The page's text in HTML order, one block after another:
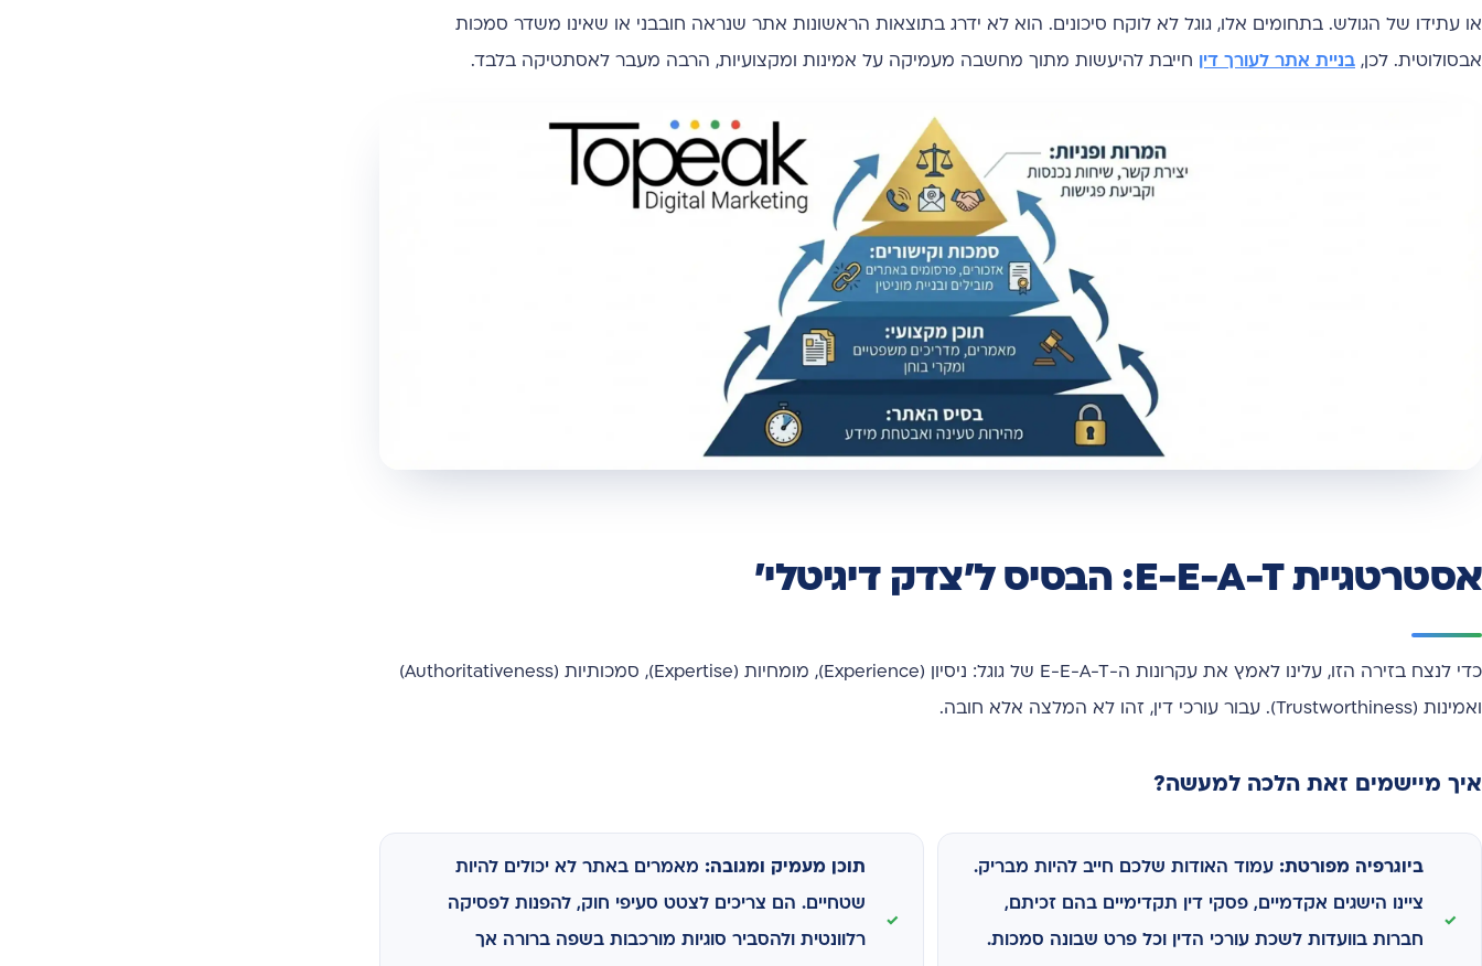
או עתידו של הגולש. בתחומים אלו, גוגל לא לוקח סיכונים. הוא לא ידרג בתוצאות הראשונות אתר שנראה חובבני או שאינו משדר סמכות
אבסולוטית. לכן, בניית אתר לעורך דין חייבת להיעשות מתוך מחשבה מעמיקה על אמינות ומקצועיות, הרבה מעבר לאסתטיקה בלבד.
אסטרטגיית E-E-A-T: הבסיס ל'צדק דיגיטלי'
כדי לנצח בזירה הזו, עלינו לאמץ את עקרונות ה-E-E-A-T של גוגל: ניסיון (Experience), מומחיות (Expertise), סמכותיות (Authoritativeness)
ואמינות (Trustworthiness). עבור עורכי דין, זהו לא המלצה אלא חובה.
איך מיישמים זאת הלכה למעשה?
ביוגרפיה מפורטת: עמוד האודות שלכם חייב להיות מבריק.
ציינו הישגים אקדמיים, פסקי דין תקדימיים בהם זכיתם,
חברות בוועדות לשכת עורכי הדין וכל פרט שבונה סמכות.
תוכן מעמיק ומגובה: מאמרים באתר לא יכולים להיות
שטחיים. הם צריכים לצטט סעיפי חוק, להפנות לפסיקה
רלוונטית ולהסביר סוגיות מורכבות בשפה ברורה אך